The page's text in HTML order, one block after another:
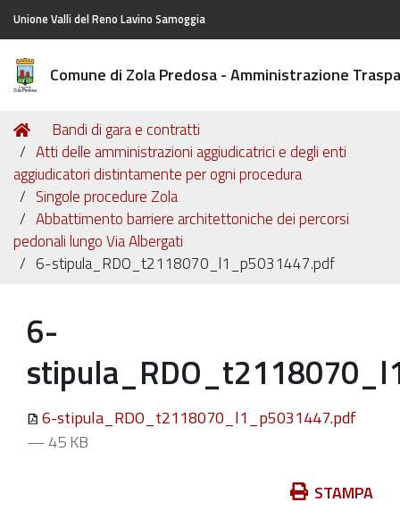
Unione Valli del Reno Lavino Samoggia
Comune di Zola Predosa - Amministrazione
Tu
sei
qui:
Home
Bandi di gara e contratti
Atti delle amministrazioni aggiudicatrici e degli enti
aggiudicatori distintamente per ogni procedura
Singole procedure Zola
Abbattimento barriere architettoniche dei percorsi
pedonali lungo Via Albergati
6-stipula_RDO_t2118070_l1_p5031447.pdf
6-
6-stipula_RDO_t2118070_l1_p5031447.pdf
— 45 KB
STAMPA